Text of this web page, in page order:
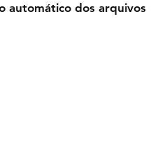
automático dos arquivos